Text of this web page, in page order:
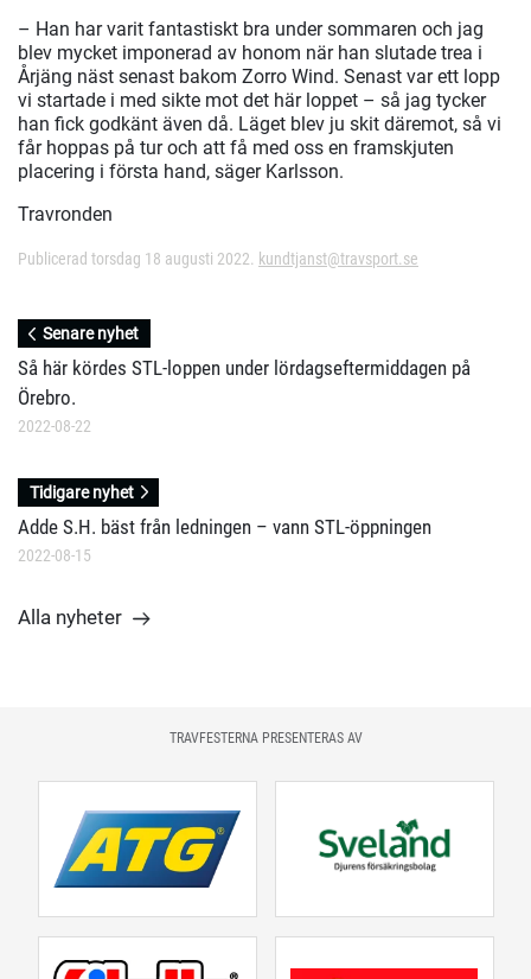
– Han har varit fantastiskt bra under sommaren och jag
blev mycket imponerad av honom när han slutade trea i
Årjäng näst senast bakom Zorro Wind. Senast var ett lopp
vi startade i med sikte mot det här loppet – så jag tycker
han fick godkänt även då. Läget blev ju skit däremot, så vi
får hoppas på tur och att få med oss en framskjuten
placering i första hand, säger Karlsson.
Travronden
Publicerad torsdag 18 augusti 2022. kundtjanst@travsport.se
Senare nyhet
Så här kördes STL-loppen under lördagseftermiddagen på
Örebro.
2022-08-22
Tidigare nyhet
Adde S.H. bäst från ledningen – vann STL-öppningen
2022-08-15
Alla nyheter
TRAVFESTERNA PRESENTERAS AV